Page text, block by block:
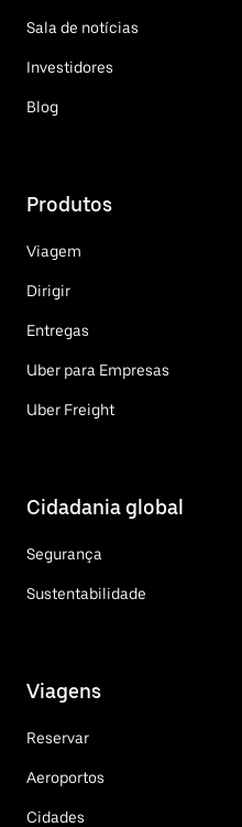
Sala de notícias
Investidores
Blog
Produtos
Viagem
Dirigir
Entregas
Uber para Empresas
Uber Freight
Cidadania global
Segurança
Sustentabilidade
Viagens
Reservar
Aeroportos
Cidades